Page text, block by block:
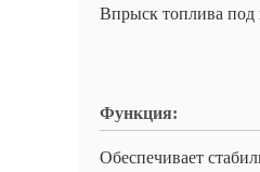
Впрыск топлива
Функция:
Обеспечивает